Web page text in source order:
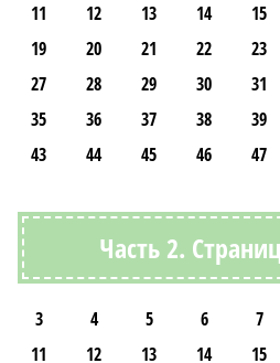
11
12 13 14 15
19
20 21 22 23
27
28 29 30 31
35
36 37 38 39
43
44 45 46 47
Часть 2.
3 4 5 6 7
11
12 13 14 15